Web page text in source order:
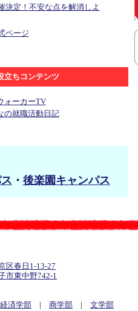
決定！不安な点を解消しよ
ページ
立ちコンテンツ
ォーカーTV
の就職活動日記
・ 後楽園キャンパス
区春日1-13-27
市東中野742-1
経済学部 |商学部 |文学部